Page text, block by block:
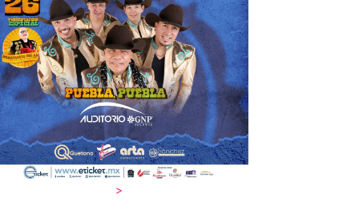
>